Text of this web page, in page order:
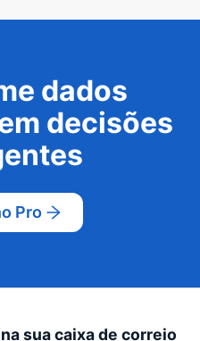
dados
decisões
Pro
sua caixa de correio